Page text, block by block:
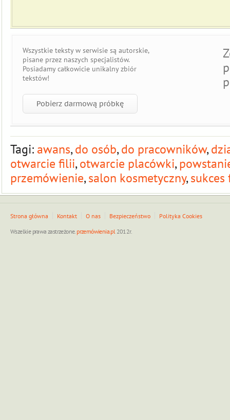
Wszystkie teksty w serwisie są autorskie,
pisane przez naszych specjalistów.
Posiadamy całkowicie unikalny zbiór
tekstów!
Pobierz darmową próbkę
Tagi: awans,do osób,do pracowników,
otwarcie filii,otwarcie placówki,
przemówienie,salon kosmetyczny,sukces
Strona główna Kontakt O nas Bezpieczeństwo
Polityka Cookies
Wszelkie prawa zastrzeżone. przemówienia.pl 2012r.